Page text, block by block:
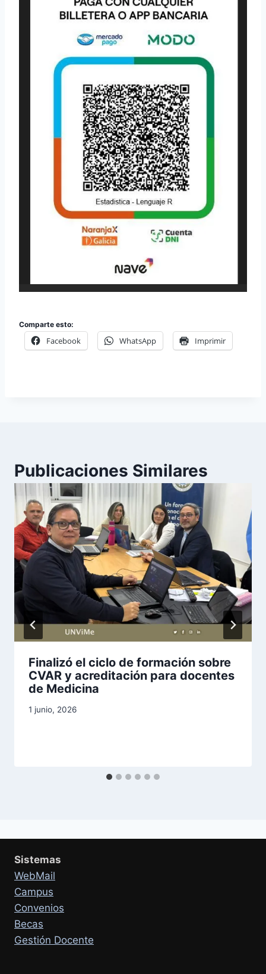
Comparte esto:
Facebook WhatsApp Imprimir
Publicaciones Similares
Finalizó el ciclo de formación sobre
CVAR y acreditación para docentes
de Medicina
1 junio, 2026
Sistemas
WebMail
Campus
Convenios
Becas
Gestión Docente